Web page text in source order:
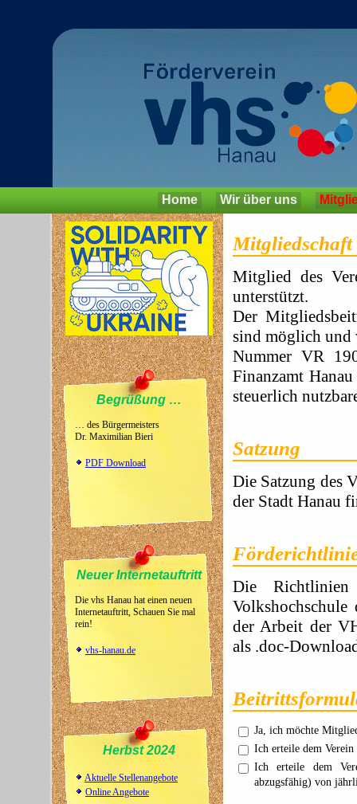
Home Wir über uns
Begrüßung …
… des Bürgermeisters
Dr. Maximilian Bieri
PDF Download
Neuer Internetauftritt
Die vhs Hanau hat einen neuen
Internetauftritt, Schauen Sie mal
rein!
vhs-hanau.de
Herbst 2024
Aktuelle Stellenangebote
Online Angebote
Mitgliedschaft
Mitglied des
unterstützt.
Der
sind möglich und
Nummer VR
Finanzamt
steuerlich
Satzung
Die Satzung des
der Stadt Hanau
Die
der Arbeit der
als .doc-
Ja, ich möchte
Ich erteile dem
Ich erteile dem
abzugsfähig) von